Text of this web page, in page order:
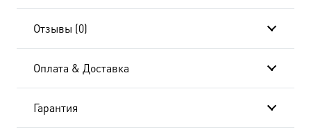
Отзывы (0)
Оплата & Доставка
Гарантия